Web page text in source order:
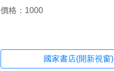
價格：1000
國家書店(開新視窗)